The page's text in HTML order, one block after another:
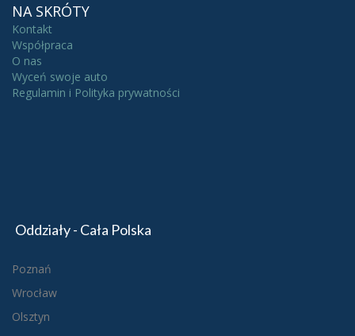
NA SKRÓTY
Kontakt
Współpraca
O nas
Wyceń swoje auto
Regulamin i Polityka prywatności
Oddziały - Cała Polska
Poznań
Wrocław
Olsztyn